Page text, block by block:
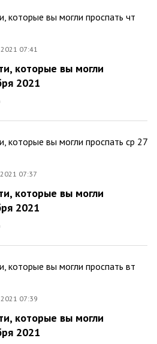
07:41
которые вы могли
2021
07:37
которые вы могли
2021
07:39
которые вы могли
2021